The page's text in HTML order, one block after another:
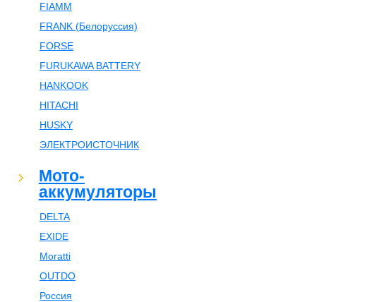
FIAMM
FRANK (Белоруссия)
FORSE
FURUKAWA BATTERY
HANKOOK
HITACHI
HUSKY
ЭЛЕКТРОИСТОЧНИК
Мото-
аккумуляторы
DELTA
EXIDE
Moratti
OUTDO
Россия